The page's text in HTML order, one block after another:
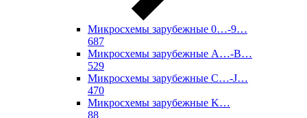
Микросхемы зарубежные 0…-9…
687
Микросхемы зарубежные A…-B…
529
Микросхемы зарубежные C…-J…
470
Микросхемы зарубежные K…
88